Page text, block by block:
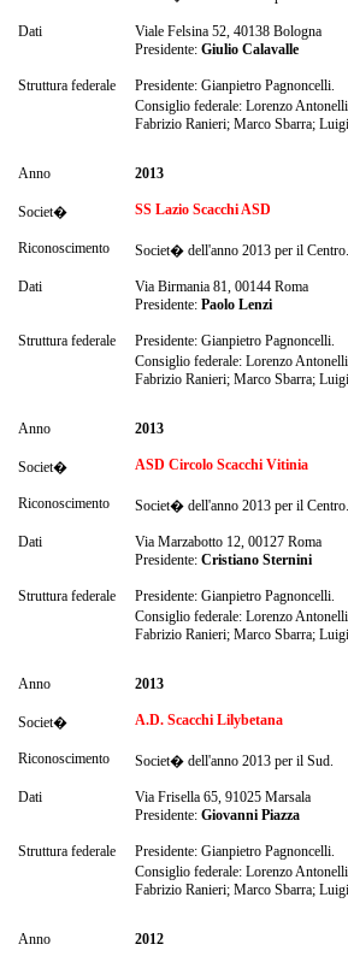
Dati
Viale Felsina 52, 40138 Bologna
Presidente: Giulio Calavalle
Struttura federale
Presidente: Gianpietro Pagnoncelli.
Consiglio federale: Lorenzo
Fabrizio Ranieri; Marco Sbarra;
Anno 2013
Societ� SS Lazio Scacchi ASD
Riconoscimento Societ� dell'anno 2013 per il Centro.
Dati
Via Birmania 81, 00144 Roma
Presidente: Paolo Lenzi
Struttura federale
Presidente: Gianpietro Pagnoncelli.
Consiglio federale: Lorenzo
Fabrizio Ranieri; Marco Sbarra;
Anno 2013
Societ� ASD Circolo Scacchi Vitinia
Riconoscimento Societ� dell'anno 2013 per il Centro.
Dati
Via Marzabotto 12, 00127 Roma
Presidente: Cristiano Sternini
Struttura federale
Presidente: Gianpietro Pagnoncelli.
Consiglio federale: Lorenzo
Fabrizio Ranieri; Marco Sbarra;
Anno 2013
Societ� A.D. Scacchi Lilybetana
Riconoscimento Societ� dell'anno 2013 per il Sud.
Dati
Via Frisella 65, 91025 Marsala
Presidente: Giovanni Piazza
Struttura federale
Presidente: Gianpietro Pagnoncelli.
Consiglio federale: Lorenzo
Fabrizio Ranieri; Marco Sbarra;
Anno 2012